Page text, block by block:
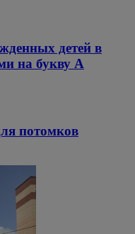
детей в
на букву А
потомков